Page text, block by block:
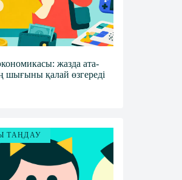
жазда ата-
шығыны қалай өзгереді
ТАҢДАУ